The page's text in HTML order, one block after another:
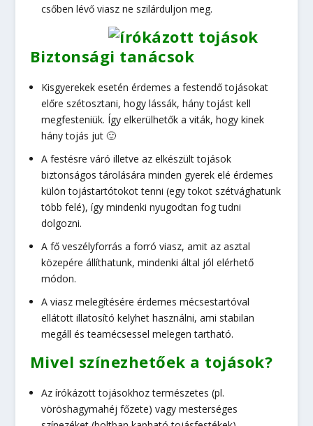
csőben lévő viasz ne szilárduljon meg.
Biztonsági tanácsok
Kisgyerekek esetén érdemes a festendő tojásokat
előre szétosztani, hogy lássák, hány tojást kell
megfesteniük. Így elkerülhetők a viták, hogy kinek
hány tojás jut 🙂
A festésre váró illetve az elkészült tojások
biztonságos tárolására minden gyerek elé érdemes
külön tojástartótokot tenni (egy tokot szétvághatunk
több felé), így mindenki nyugodtan fog tudni
dolgozni.
A fő veszélyforrás a forró viasz, amit az asztal
közepére állíthatunk, mindenki által jól elérhető
módon.
A viasz melegítésére érdemes mécsestartóval
ellátott illatosító kelyhet használni, ami stabilan
megáll és teamécsessel melegen tartható.
Mivel színezhetőek a tojások?
Az írókázott tojásokhoz természetes (pl.
vöröshagymahéj főzete) vagy mesterséges